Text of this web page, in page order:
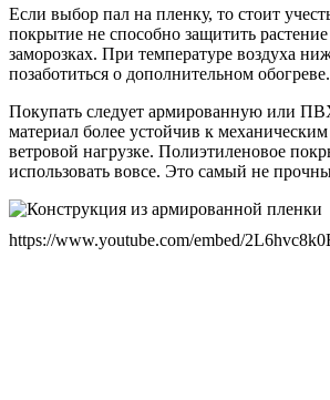
Если выбор пал на пленку, то стоит
покрытие не способно защитить
заморозках. При температуре воздуха
позаботиться о дополнительном обогреве.
Покупать следует армированную или
материал более устойчив к
ветровой нагрузке. Полиэтиленовое
использовать вовсе. Это самый не
https://www.youtube.com/embed/